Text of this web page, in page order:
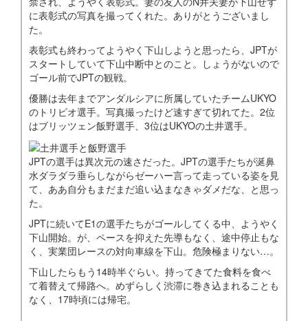
に表彰式の写真を撮ってくれた。ありがとうございまし
た。
表彰式も終わってようやく下山しようと思ったら、JPTが
スタートしていて下山中断中とのこと。しょうがないので
ゴール前でJPTの観戦。
優勝は去年までアンダルシアに所属していたチームUKYO
のトリビオ選手。写真撮ったけど速すぎて切れてた。2位
はブリッツェン飯野選手、3位はUKYOの土井選手。
JPTの選手は異次元の速さだった。JPTの選手たちが涎鼻
水ダラダラ垂らしながらゼーハー言って走っている姿を見
て、ああ自分もまだまだ追い込まなきゃダメだな、と思っ
た。
JPTに続いてE1の選手たちがゴールしてくる中、ようやく
下山開始。が、ペースを抑えた先導もなく、途中停止もな
く、実業団レースの対向車線を下山。危険極まりない…。
下山したらもう14時半ぐらい。持ってきてた食料を食べ
て着替えて帰路へ。めずらしく渋滞に巻き込まれることも
なく、17時頃には帰宅。